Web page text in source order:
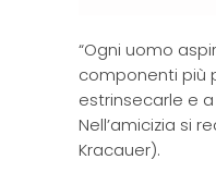
“Ogni uomo
componenti più
estrinsecarle e
Nell’amicizia si
Kracauer).